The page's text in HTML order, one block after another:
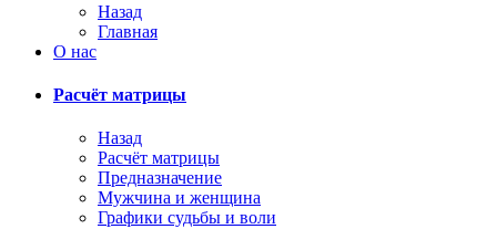
Назад
Главная
О нас
Расчёт матрицы
Назад
Расчёт матрицы
Предназначение
Мужчина и женщина
Графики судьбы и воли